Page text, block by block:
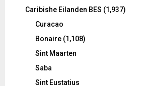
Caribishe Eilanden BES (1,937)
Curacao
Bonaire (1,108)
Sint Maarten
Saba
Sint Eustatius